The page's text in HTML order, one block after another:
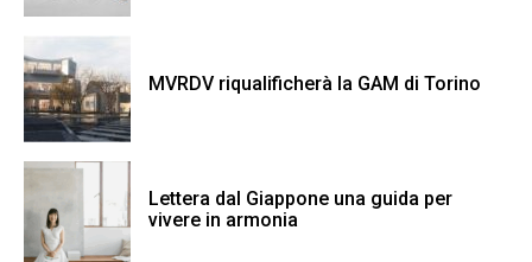
MVRDV riqualificherà la GAM di Torino
Lettera dal Giappone una guida per
vivere in armonia